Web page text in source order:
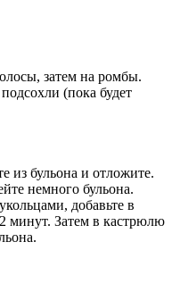
затем на ромбы.
(пока будет
из бульона и отложите.
немного бульона.
добавьте в
минут. Затем в кастрюлю